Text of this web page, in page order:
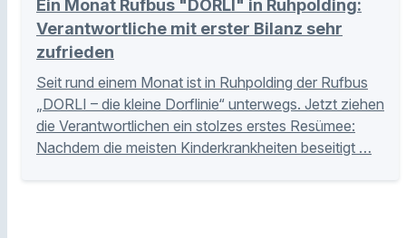
Ein Monat Rufbus "DORLI" in Ruhpolding:
Verantwortliche mit erster Bilanz sehr
zufrieden
Seit rund einem Monat ist in Ruhpolding der Rufbus
„DORLI – die kleine Dorflinie“ unterwegs. Jetzt ziehen
die Verantwortlichen ein stolzes erstes Resümee:
Nachdem die meisten Kinderkrankheiten beseitigt …